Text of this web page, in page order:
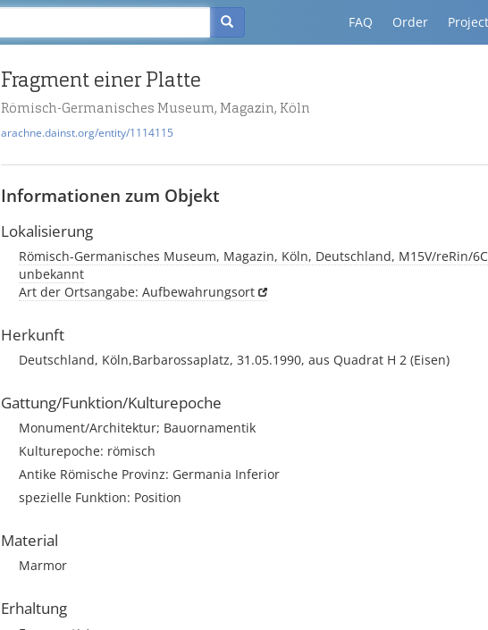
FAQ Order
Fragment einer Platte
Römisch-Germanisches Museum, Magazin, Köln
arachne.dainst.org/entity/1114115
Informationen zum Objekt
Lokalisierung
Römisch-Germanisches Museum, Magazin, Köln, Deutschland, M15V/reRin/
unbekannt
Art der Ortsangabe: Aufbewahrungsort
Herkunft
Deutschland, Köln,Barbarossaplatz, 31.05.1990, aus Quadrat H 2 (Eisen)
Gattung/Funktion/Kulturepoche
Monument/Architektur; Bauornamentik
Kulturepoche: römisch
Antike Römische Provinz: Germania Inferior
spezielle Funktion: Position
Material
Marmor
Erhaltung